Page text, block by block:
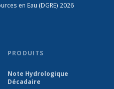
en Eau (DGRE) 2026
PRODUITS
Note Hydrologique
Décadaire